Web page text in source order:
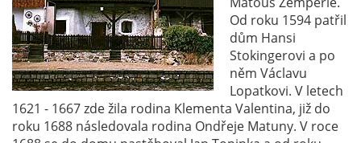
Od roku 1594 patřil
dům Hansi
Stokingerovi a po
něm Václavu
Lopatkovi. V letech
1621 - 1667 zde žila rodina Klementa Valentina, již do
roku 1688 následovala rodina Ondřeje Matuny. V roce